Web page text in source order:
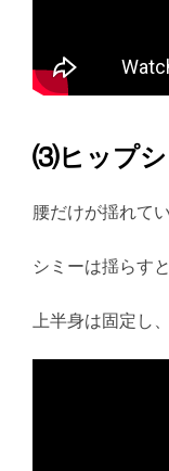
⑶ヒップシ
腰だけが揺れて
シミーは揺らす
上半身は固定し